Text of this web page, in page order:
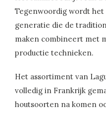
Tegenwoordig wordt het
generatie die de
maken combineert met
productie technieken.
Het assortiment van
volledig in Frankrijk
houtsoorten na komen